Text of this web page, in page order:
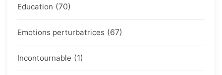
Education (70)
Emotions perturbatrices (67)
Incontournable (1)